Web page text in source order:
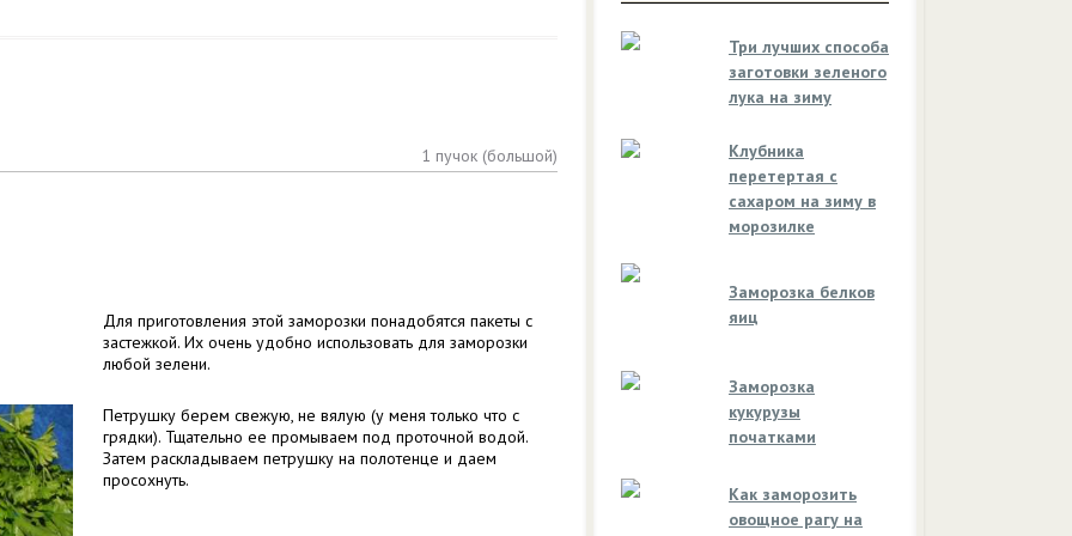
1 пучок (большой)
Для приготовления этой заморозки понадобятся пакеты с
застежкой. Их очень удобно использовать для заморозки
любой зелени.
Петрушку берем свежую, не вялую (у меня только что с
грядки). Тщательно ее промываем под проточной водой.
Затем раскладываем петрушку на полотенце и даем
просохнуть.
Три лучших способа
заготовки зеленого
лука на зиму
Клубника
перетертая с
сахаром на зиму в
морозилке
Заморозка белков
яиц
Заморозка
кукурузы
початками
Как заморозить
овощное рагу на